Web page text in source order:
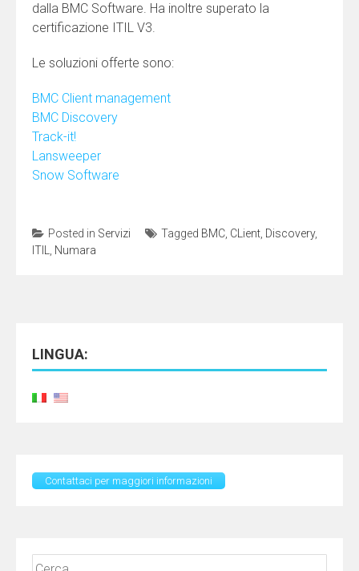
dalla BMC Software. Ha inoltre superato la
certificazione ITIL V3.
Le soluzioni offerte sono:
BMC Client management
BMC Discovery
Track-it!
Lansweeper
Snow Software
Posted in Servizi Tagged BMC CLient Discovery,
ITIL
Numara
LINGUA:
Contattaci per maggiori informazioni
Ricerca